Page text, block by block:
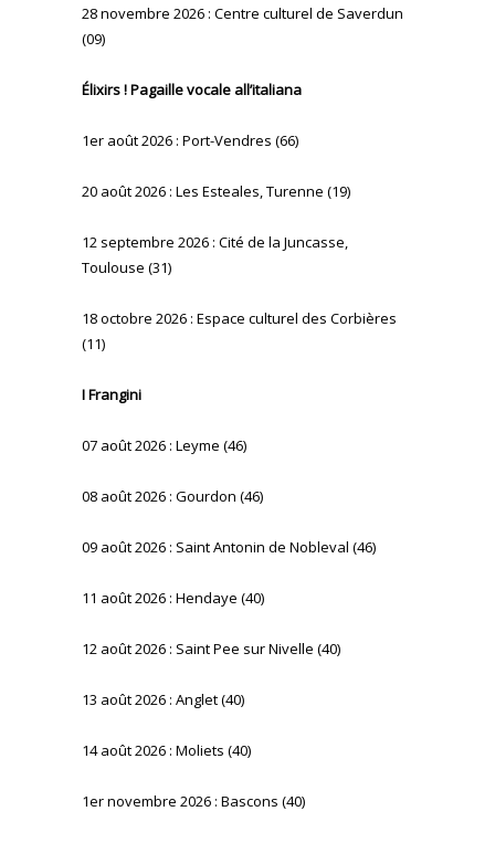
28 novembre 2026 : Centre culturel de Saverdun
(09)
Élixirs ! Pagaille vocale all’italiana
1er août 2026 : Port-Vendres (66)
20 août 2026 : Les Esteales, Turenne (19)
12 septembre 2026 : Cité de la Juncasse,
Toulouse (31)
18 octobre 2026 : Espace culturel des Corbières
(11)
I Frangini
07 août 2026 : Leyme (46)
08 août 2026 : Gourdon (46)
09 août 2026 : Saint Antonin de Nobleval (46)
11 août 2026 : Hendaye (40)
12 août 2026 : Saint Pee sur Nivelle (40)
13 août 2026 : Anglet (40)
14 août 2026 : Moliets (40)
1er novembre 2026 : Bascons (40)